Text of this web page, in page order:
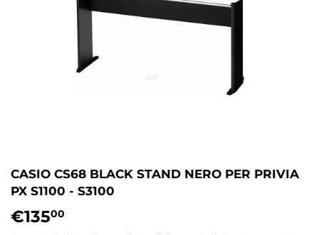
CASIO CS68 BLACK STAND NERO PER PRIVIA
PX S1100 - S3100
€13500